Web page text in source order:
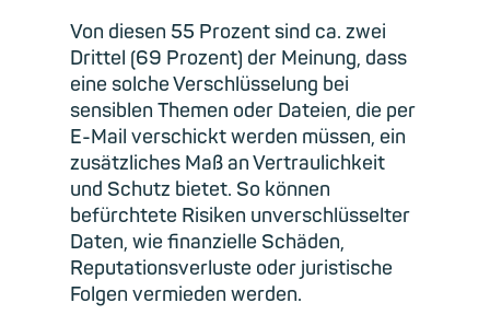
Von diesen 55 Prozent sind ca. zwei
Drittel (69 Prozent) der Meinung, dass
eine solche Verschlüsselung bei
sensiblen Themen oder Dateien, die per
E-Mail verschickt werden müssen, ein
zusätzliches Maß an Vertraulichkeit
und Schutz bietet. So können
befürchtete Risiken unverschlüsselter
Daten, wie finanzielle Schäden,
Reputationsverluste oder juristische
Folgen vermieden werden.